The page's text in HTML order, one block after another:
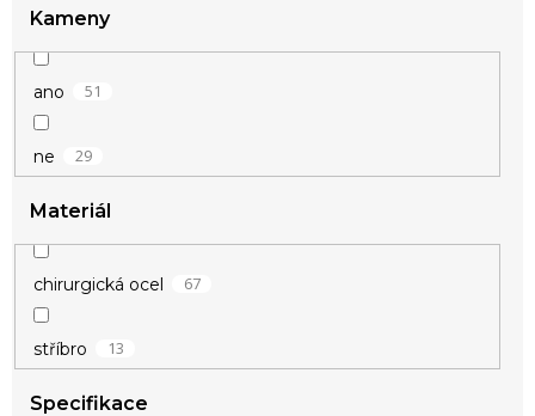
růžové zlato
stříbrná
tyrkysová
zelená 1
zlatá 16
Kameny
ano 51
ne 29
Materiál
chirurgická ocel 67
stříbro 13
Specifikace